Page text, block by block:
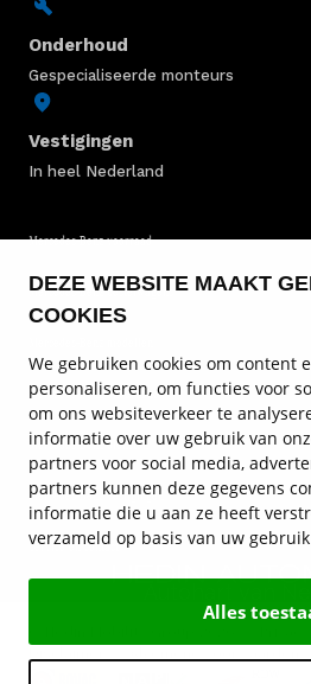
DEZE WEBSITE MAAKT
COOKIES
We gebruiken cookies om content
personaliseren, om functies voor
om ons websiteverkeer te
informatie over uw gebruik van
partners voor social media,
partners kunnen deze gegevens
informatie die u aan ze heeft
verzameld op basis van uw
Alles
Onderhoud
Gespecialiseerde monteurs
Vestigingen
In heel Nederland
Mercedes-Benz voorraad
Mercedes-Benz bestelwagens
Mercedes-Benz onderhoud
Mercedes-Benz diensten
Mercedes-Benz vestigingen
Service en contact